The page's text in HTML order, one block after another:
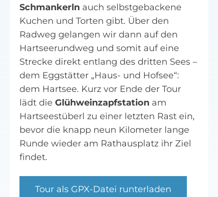
Schmankerlnauch selbstgebackene
Kuchen und Torten gibt. Über den
Radweg gelangen wir dann auf den
Hartseerundweg und somit auf eine
Strecke direkt entlang des dritten Sees –
dem Eggstätter „Haus- und Hofsee“:
dem Hartsee. Kurz vor Ende der Tour
lädt die Glühweinzapfstationam
Hartseestüberl zu einer letzten Rast ein,
bevor die knapp neun Kilometer lange
Runde wieder am Rathausplatz ihr Ziel
findet.
Tour als GPX-Datei runterladen